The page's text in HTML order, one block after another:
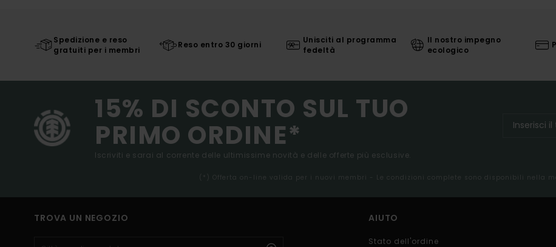
Spedizione e reso
gratuiti per i membri
Reso entro 30 giorni
Unisciti al programma
fedeltà
Il nostro impegno
ecologico
15% DI SCONTO SUL TUO
PRIMO ORDINE*
Iscriviti e sarai al corrente delle ultimissime novità e delle offerte più esclusive.
(*) Offerta on-line valida per i nuovi membri - Le condizioni complete sono disponibili nella
TROVA UN NEGOZIO AIUTO
Stato dell'ordine